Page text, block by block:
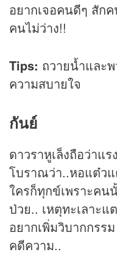
อยากเจอคนดีๆ สัก
คนไม่ว่าง!!
Tips: ถวายน้ำและ
ความสบายใจ
กันย์
ดาวราหูเล็งถือว่าแ
โบราณว่า..หอแต๋ว
ใครก็ทุกข์เพราะคน
ป่วย.. เหตุทะเลาะ
อยากเพิ่มวิบากกรร
คดีความ..